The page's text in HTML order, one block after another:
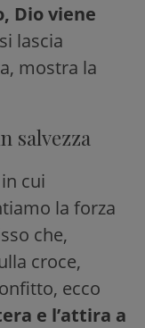
Dio viene
lascia
mostra la
salvezza
cui
la forza
che,
croce,
ecco
e l’attira a